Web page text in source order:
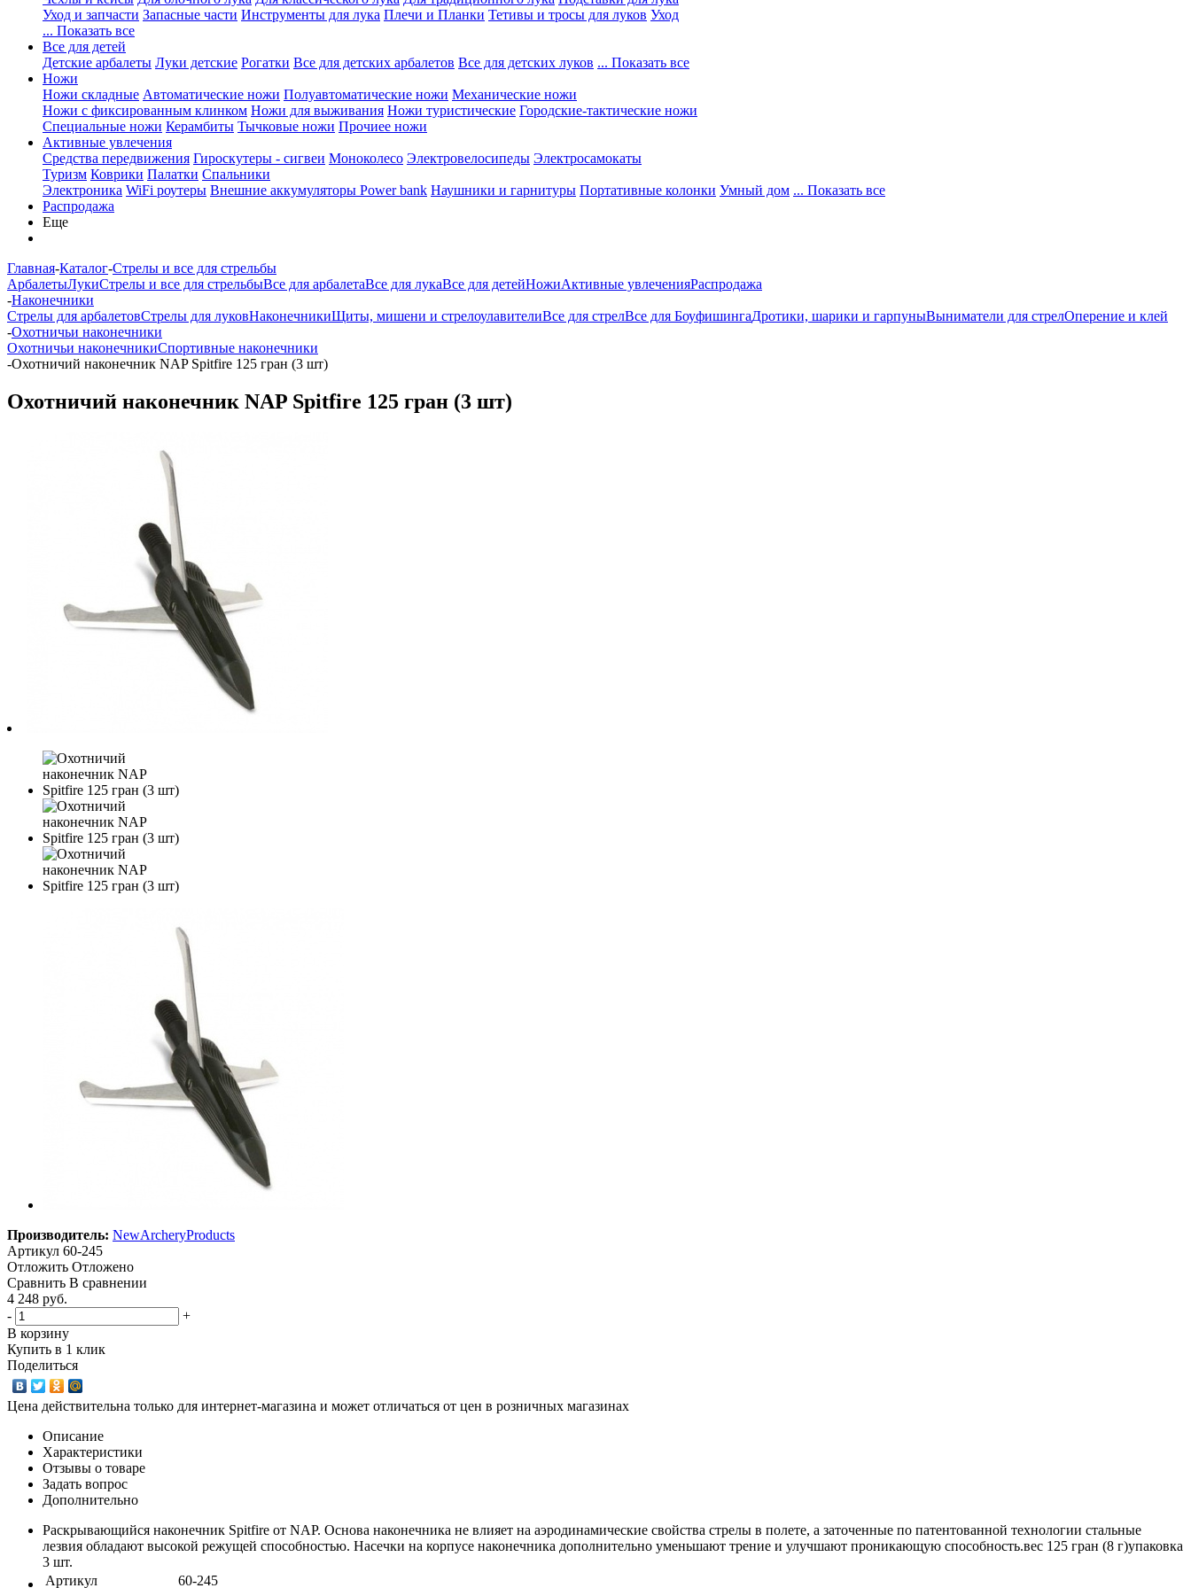
Уход и запчасти Запасные части Инструменты для лука Плечи и Планки Тетивы и тросы для луков Уход
... Показать все
Все для детей
Детские арбалеты Луки детские Рогатки Все для детских арбалетов Все для детских луков ... Показать все
Ножи
Ножи складные Автоматические ножи Полуавтоматические ножи Механические ножи
Ножи с фиксированным клинком Ножи для выживания Ножи туристические Городские-тактические ножи
Специальные ножи Керамбиты Тычковые ножи Прочиее ножи
Активные увлечения
Средства передвижения Гироскутеры - сигвеи Моноколесо Электровелосипеды Электросамокаты
Туризм Коврики Палатки Спальники
Электроника WiFi роутеры Внешние аккумуляторы Power bank Наушники и гарнитуры Портативные колонки Умный дом ... Показать все
Распродажа
Еще
Главная-Каталог-Стрелы и все для стрельбы
АрбалетыЛукиСтрелы и все для стрельбыВсе для арбалетаВсе для лукаВсе для детейНожиАктивные увлеченияРаспродажа
-Наконечники
Стрелы для арбалетовСтрелы для луковНаконечникиЩиты, мишени и стрелоулавителиВсе для стрелВсе для БоуфишингаДротики, шарики и гарпуныВыниматели для стрелОперение и клей
-Охотничьи наконечники
Охотничьи наконечникиСпортивные наконечники
-Охотничий наконечник NAP Spitfire 125 гран (3 шт)
Охотничий наконечник NAP Spitfire 125 гран (3 шт)
Производитель: NewArcheryProducts
Артикул 60-245
Отложить Отложено
Сравнить В сравнении
4 248 руб.
-
+
В корзину
Купить в 1 клик
Поделиться
Цена действительна только для интернет-магазина и может отличаться от цен в розничных магазинах
Описание
Характеристики
Отзывы о товаре
Задать вопрос
Дополнительно
Раскрывающийся наконечник Spitfire от NAP. Основа наконечника не влияет на аэродинамические свойства стрелы в полете, а заточенные по патентованной технологии стальные
лезвия обладают высокой режущей способностью. Насечки на корпусе наконечника дополнительно уменьшают трение и улучшают проникающую способность.вес 125 гран (8 г)упаковка
3 шт.
Артикул
60-245